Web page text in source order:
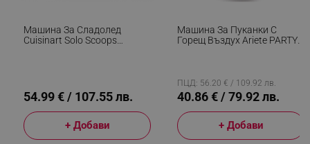
Машина За Сладолед
Cuisinart Solo Scoops
54.99 € / 107.55 лв.
+ Добави
Машина За Пуканки С
Горещ Въздух Ariete PARTY
ПЦД: 56.20 € / 109.92 лв.
40.86 € / 79.92 лв.
+ Добави